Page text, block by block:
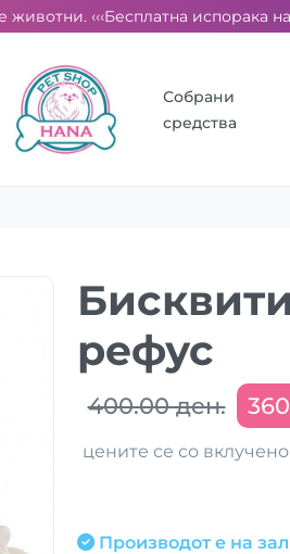
‹‹‹Бесплатна испорака над
Собрани
средства
рефус
400.00 ден.
цените се со
Производот е на